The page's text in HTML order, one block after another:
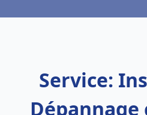
Service: